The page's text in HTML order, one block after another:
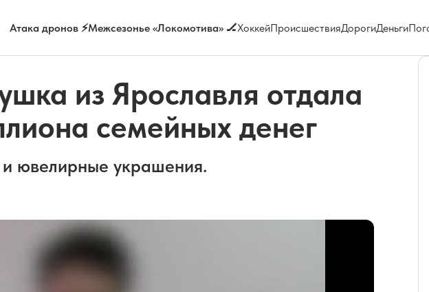
Атака дронов ⚡Межсезонье «Локомотива» 🏒ХоккейПроисшествияДорогиДеньги
из Ярославля отдала
семейных денег
ювелирные украшения.